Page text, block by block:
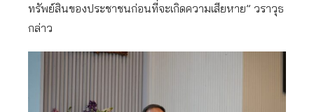
ทรัพย์สินของประชาชนก่อนที่จะเกิดความเสียหาย” วราวุธ
กล่าว